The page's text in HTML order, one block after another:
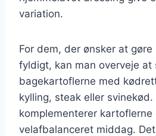
variation.
For dem, der ønsker at
fyldigt, kan man overveje at
bagekartoflerne med
kylling, steak eller
komplementerer
velafbalanceret middag.